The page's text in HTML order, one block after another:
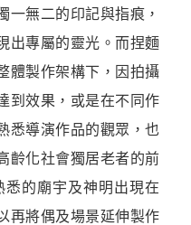
一無二的印記與指痕，
出專屬的靈光。而捏麵
體製作架構下，因拍攝
到效果，或是在不同作
悉導演作品的觀眾，也
齡化社會獨居老者的前
的廟宇及神明出現在
再將偶及場景延伸製作